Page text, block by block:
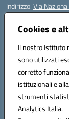
Cookies e
Il nostro Istituto
sono utilizzati
corretto
istituzionali e
strumenti
Analytics Italia.
Indirizzo:Via
Centralino:
Email:
Codice fiscale:
Codice
Codice unico di